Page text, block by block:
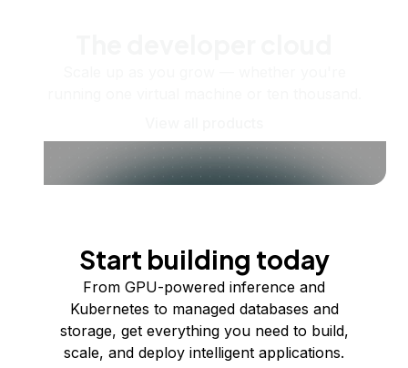
Start building today
From GPU-powered inference and
Kubernetes to managed databases and
storage, get everything you need to build,
scale, and deploy intelligent applications.